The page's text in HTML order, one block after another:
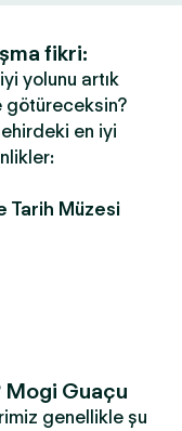
fikri:
yolunu artık
götüreceksin?
en iyi
Tarih Müzesi
Mogi Guaçu
genellikle şu